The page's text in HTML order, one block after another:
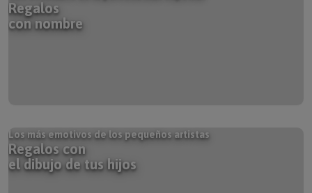
con nombre
Regalos con
el dibujo de tus hijos